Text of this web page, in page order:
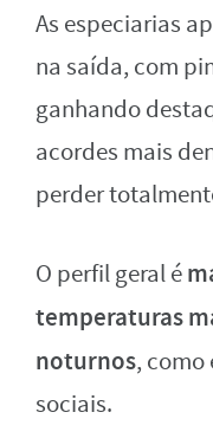
As especiarias
na saída, com
ganhando
acordes mais
perder
O perfil geral é
temperaturas
noturnos, como
sociais.